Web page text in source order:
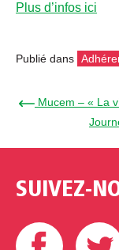
Plus d’infos ici
Publié dans
← Mucem – « La
SUIVEZ-